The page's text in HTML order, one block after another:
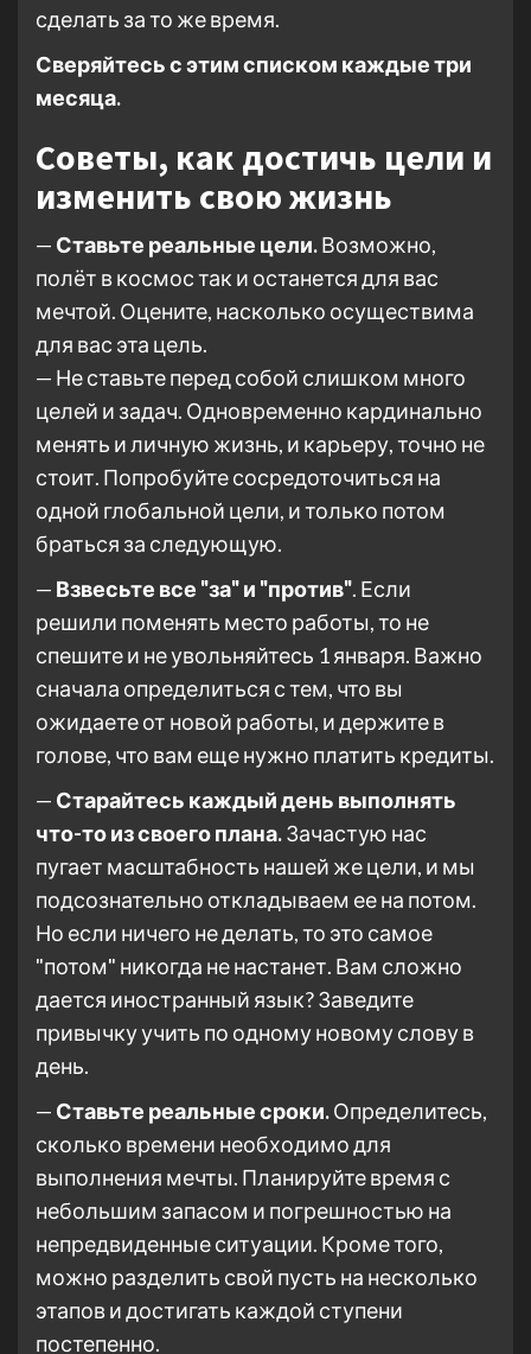
сделать за то же время.
Сверяйтесь с этим списком каждые три
месяца.
Советы, как достичь цели и
изменить свою жизнь
— Ставьте реальные цели.Возможно,
полёт в космос так и останется для вас
мечтой. Оцените, насколько осуществима
для вас эта цель.
— Не ставьте перед собой слишком много
целей и задач. Одновременно кардинально
менять и личную жизнь, и карьеру, точно не
стоит. Попробуйте сосредоточиться на
одной глобальной цели, и только потом
браться за следующую.
— Взвесьте все "за" и "против". Если
решили поменять место работы, то не
спешите и не увольняйтесь 1 января. Важно
сначала определиться с тем, что вы
ожидаете от новой работы, и держите в
голове, что вам еще нужно платить кредиты.
— Старайтесь каждый день выполнять
что-то из своего плана.Зачастую нас
пугает масштабность нашей же цели, и мы
подсознательно откладываем ее на потом.
Но если ничего не делать, то это самое
"потом" никогда не настанет. Вам сложно
дается иностранный язык? Заведите
привычку учить по одному новому слову в
день.
— Ставьте реальные сроки.Определитесь,
сколько времени необходимо для
выполнения мечты. Планируйте время с
небольшим запасом и погрешностью на
непредвиденные ситуации. Кроме того,
можно разделить свой пусть на несколько
этапов и достигать каждой ступени
постепенно.